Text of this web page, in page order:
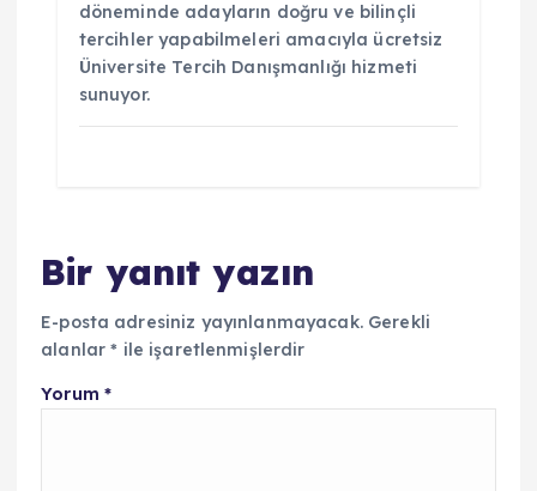
döneminde adayların doğru ve bilinçli
tercihler yapabilmeleri amacıyla ücretsiz
Üniversite Tercih Danışmanlığı hizmeti
sunuyor.
Bir yanıt yazın
E-posta adresiniz yayınlanmayacak. Gerekli
alanlar* ile işaretlenmişlerdir
Yorum *